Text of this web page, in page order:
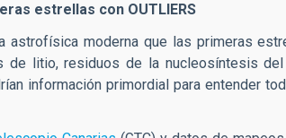
estrellas con OUTLIERS
astrofísica moderna que las primeras
de litio, residuos de la nucleosíntesis
información primordial para entender